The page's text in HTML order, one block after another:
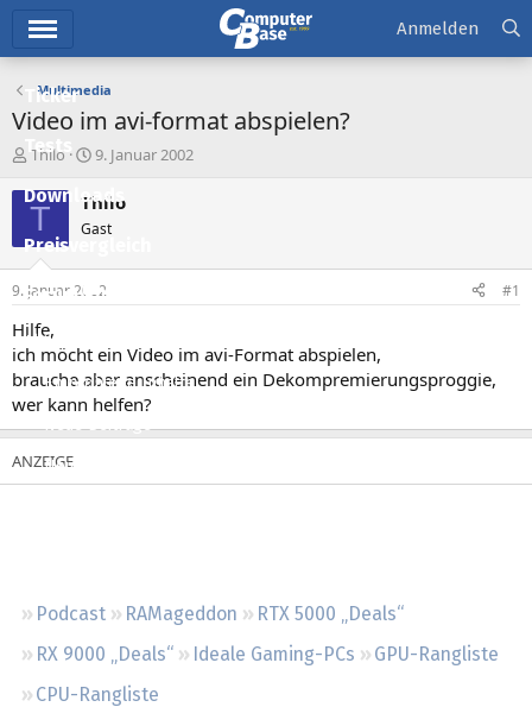
Ticker
Tests
Downloads
Preisvergleich
Forum
Aktuelles
Empfohlene Inhalte
Neue Beiträge
Neueste Aktivitäten
Podcast RAMageddon
RTX 5000 „Deals“
RX 9000 „Deals“
Ideale Gaming-PCs
GPU-Rangliste
CPU-Rangliste
Anmelden
Multimedia
Video im avi-format abspielen?
E
s
e
e
r
Thilo
E
s
e
t
9. Januar 2002
T Thilo
Gast
9. Januar 2002 #1
Hilfe,
ich möcht ein Video im avi-Format abspielen,
brauche aber anscheinend ein Dekompremierungsproggie,
wer kann helfen?